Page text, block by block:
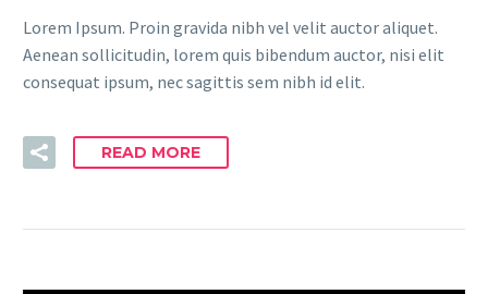
Lorem Ipsum. Proin gravida nibh vel velit auctor aliquet.
Aenean sollicitudin, lorem quis bibendum auctor, nisi elit
consequat ipsum, nec sagittis sem nibh id elit.
READ MORE